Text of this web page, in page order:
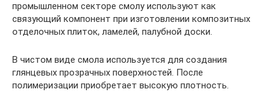
промышленном секторе смолу используют как
связующий компонент при изготовлении композитных
отделочных плиток, ламелей, палубной доски.
В чистом виде смола используется для создания
глянцевых прозрачных поверхностей. После
полимеризации приобретает высокую плотность.